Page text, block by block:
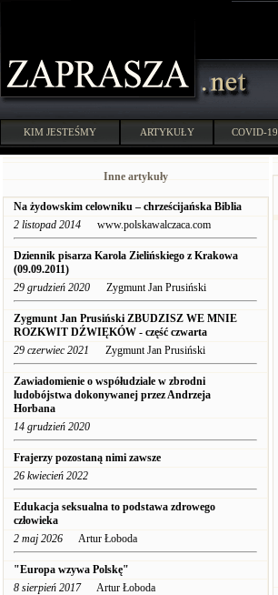
KIM JESTEŚMY ARTYKUŁY COVID-19
Inne artykuły
Na żydowskim celowniku – chrześcijańska Biblia
2 listopad 2014 www.polskawalczaca.com
Dziennik pisarza Karola Zielińskiego z Krakowa
(09.09.2011)
29 grudzień 2020 Zygmunt Jan Prusiński
Zygmunt Jan Prusiński ZBUDZISZ WE MNIE
ROZKWIT DŹWIĘKÓW - część czwarta
29 czerwiec 2021 Zygmunt Jan Prusiński
Zawiadomienie o współudziale w zbrodni
ludobójstwa dokonywanej przez Andrzeja
Horbana
14 grudzień 2020
Frajerzy pozostaną nimi zawsze
26 kwiecień 2022
Edukacja seksualna to podstawa zdrowego
człowieka
2 maj 2026 Artur Łoboda
"Europa wzywa Polskę"
8 sierpień 2017Artur Łoboda